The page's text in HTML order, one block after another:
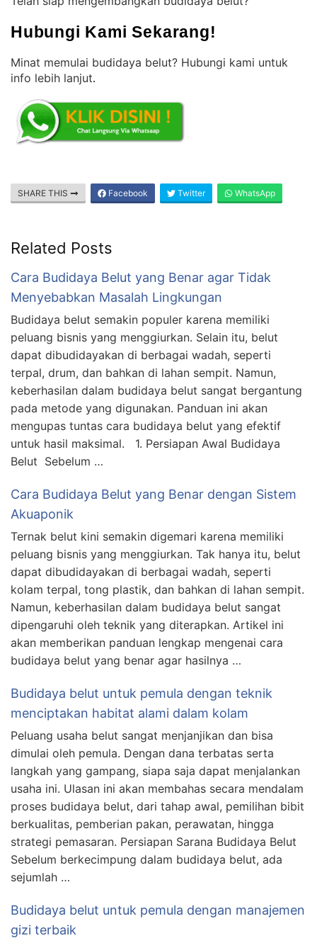
Hubungi Kami Sekarang!
Minat memulai budidaya belut? Hubungi kami untuk
info lebih lanjut.
SHARE THIS Facebook Twitter WhatsApp
Related Posts
Cara Budidaya Belut yang Benar agar Tidak
Menyebabkan Masalah Lingkungan
Budidaya belut semakin populer karena memiliki
peluang bisnis yang menggiurkan. Selain itu, belut
dapat dibudidayakan di berbagai wadah, seperti
terpal, drum, dan bahkan di lahan sempit. Namun,
keberhasilan dalam budidaya belut sangat bergantung
pada metode yang digunakan. Panduan ini akan
mengupas tuntas cara budidaya belut yang efektif
untuk hasil maksimal. 1. Persiapan Awal Budidaya
Belut Sebelum …
Cara Budidaya Belut yang Benar dengan Sistem
Akuaponik
Ternak belut kini semakin digemari karena memiliki
peluang bisnis yang menggiurkan. Tak hanya itu, belut
dapat dibudidayakan di berbagai wadah, seperti
kolam terpal, tong plastik, dan bahkan di lahan sempit.
Namun, keberhasilan dalam budidaya belut sangat
dipengaruhi oleh teknik yang diterapkan. Artikel ini
akan memberikan panduan lengkap mengenai cara
budidaya belut yang benar agar hasilnya …
Budidaya belut untuk pemula dengan teknik
menciptakan habitat alami dalam kolam
Peluang usaha belut sangat menjanjikan dan bisa
dimulai oleh pemula. Dengan dana terbatas serta
langkah yang gampang, siapa saja dapat menjalankan
usaha ini. Ulasan ini akan membahas secara mendalam
proses budidaya belut, dari tahap awal, pemilihan bibit
berkualitas, pemberian pakan, perawatan, hingga
strategi pemasaran. Persiapan Sarana Budidaya Belut
Sebelum berkecimpung dalam budidaya belut, ada
sejumlah …
Budidaya belut untuk pemula dengan manajemen
gizi terbaik